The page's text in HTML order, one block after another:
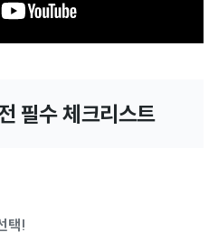
필수 체크리스트
택!